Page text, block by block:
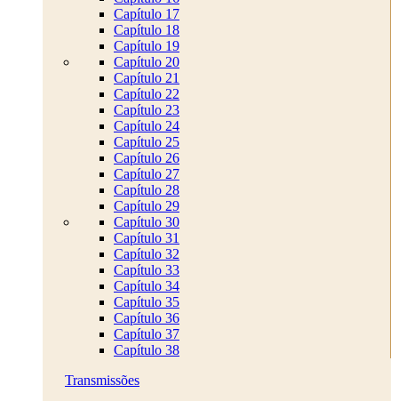
Capítulo 17
Capítulo 18
Capítulo 19
Capítulo 20
Capítulo 21
Capítulo 22
Capítulo 23
Capítulo 24
Capítulo 25
Capítulo 26
Capítulo 27
Capítulo 28
Capítulo 29
Capítulo 30
Capítulo 31
Capítulo 32
Capítulo 33
Capítulo 34
Capítulo 35
Capítulo 36
Capítulo 37
Capítulo 38
Transmissões